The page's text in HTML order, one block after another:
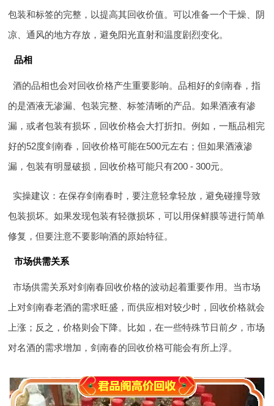
包装和标签的完整，以提高其回收价值。可以准备一个干燥、阴
凉、通风的地方存放，避免阳光直射和温度剧烈变化。
品相
酒的品相也会对回收价格产生重要影响。品相好的剑南春，指
的是酒液无渗漏、包装完整、标签清晰的产品。如果酒液有渗
漏，或者包装有损坏，回收价格会大打折扣。例如，一瓶品相完
好的52度剑南春，回收价格可能在500元左右；但如果酒液渗
漏，包装有明显破损，回收价格可能只有200 - 300元。
实操建议：在保存剑南春时，要注意轻拿轻放，避免碰撞导致
包装损坏。如果发现包装有轻微损坏，可以用保鲜膜等进行简单
修复，但要注意不要影响酒的原始特征。
市场供需关系
市场供需关系对剑南春回收价格的波动起着重要作用。当市场
上对剑南春老酒的需求旺盛，而供应相对较少时，回收价格就会
上涨；反之，价格则会下降。比如，在一些特殊节日前夕，市场
对名酒的需求增加，剑南春的回收价格可能会有所上浮。